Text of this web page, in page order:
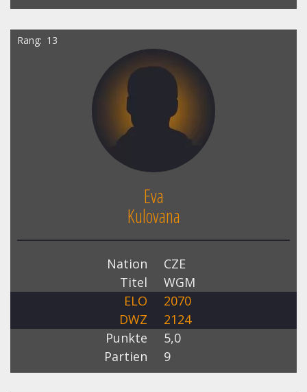
Rang 13
Eva
Kulovana
Nation
CZE
Titel
WGM
ELO
2070
DWZ
2124
Punkte
5,0
Partien
9